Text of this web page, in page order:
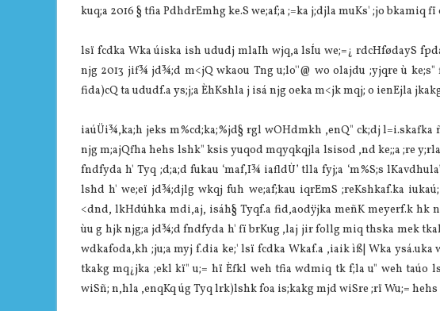
kuq;a 2016 § tfia PdhdrEmhg ke.S we;af;a ;=ka j;djla muKs' ;jo bkamiq
lsï fcdka Wka úiska ish ududj mlaIh wjq,a lsÍu we;=¿ rdcHfødayS
njg 2013 jif¾ jd¾;d m<jQ wkaou Tng u;lo''@ wo olajdu ;yjqre ù
fida)cQ ta ududf.a ys;j;a ÈhKshla j isá njg oeka m<jk mqj; o ienEjla
iaúÜi¾,ka;h jeks m%cd;ka;%jd§ rgl wOHdmkh ,enQ" ck;dj
njg m;ajQfha hehs lshk" ksis yuqod mqyqkqjla lsisod ,nd ke;;a ;re
fndfyda h' Tyq ;d;a;d fukau ‘maf,I¾ iafldÙ’ tlla fyj;a ‘m%S;s
lshd h' we;eï jd¾;djlg wkqj fuh we;af;kau iqrEmS ;reKshkaf.ka
<dnd, lkHdúhka mdi,aj, isáh§ Tyqf.a fid,aodÿjka meñK meyerf.k
ùu g hjk njg;a jd¾;d fndfyda h' fï brKug ,laj jir follg miq thska mek
wdkafoda,kh ;ju;a myj f.dia ke;' lsï fcdka Wkaf.a ,iaik ìß| Wka
tkakg mq¿jka ;ekl kï" u;= hï Èfkl weh tfia wdmiq tk f;la u" weh
wiSñ; n,hla ,enqKq úg Tyq lrk)lshk foa is;kakg mjd wiSre ;rï Wu;=